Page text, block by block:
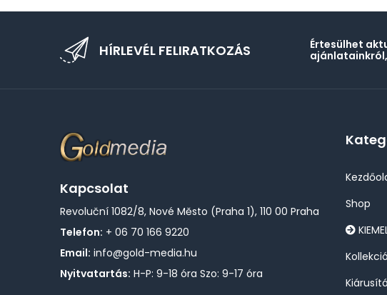
HÍRLEVÉL FELIRATKOZÁS
Értesülhet
ajánlatainkról,
Kapcsolat
Revoluční 1082/8, Nové Město (Praha 1), 110 00 Praha
Telefon: + 06 70 166 9220
Email: info@gold-media.hu
Nyitvatartás: H-P: 9-18 óra Szo: 9-17 óra
Shop